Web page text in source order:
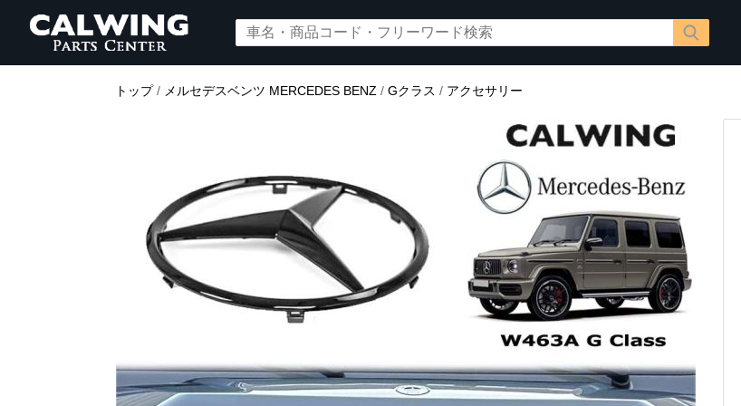
トップ/ メルセデスベンツ MERCEDES BENZ / Gクラス / アクセサリー